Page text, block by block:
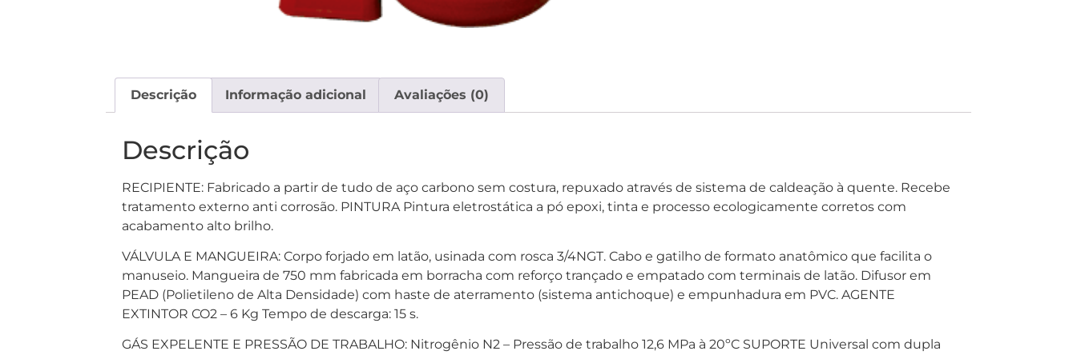
Descrição Informação adicional Avaliações (0)
Descrição
RECIPIENTE: Fabricado a partir de tudo de aço carbono sem costura, repuxado através de sistema de caldeação à quente. Recebe
tratamento externo anti corrosão. PINTURA Pintura eletrostática a pó epoxi, tinta e processo ecologicamente corretos com
acabamento alto brilho.
VÁLVULA E MANGUEIRA: Corpo forjado em latão, usinada com rosca 3/4NGT. Cabo e gatilho de formato anatômico que facilita o
manuseio. Mangueira de 750 mm fabricada em borracha com reforço trançado e empatado com terminais de latão. Difusor em
PEAD (Polietileno de Alta Densidade) com haste de aterramento (sistema antichoque) e empunhadura em PVC. AGENTE
EXTINTOR CO2 – 6 Kg Tempo de descarga: 15 s.
GÁS EXPELENTE E PRESSÃO DE TRABALHO: Nitrogênio N2 – Pressão de trabalho 12,6 MPa à 20ºC SUPORTE Universal com dupla